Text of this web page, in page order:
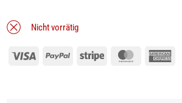
Nicht vorrätig
Visa PayPal Stripe MasterCard